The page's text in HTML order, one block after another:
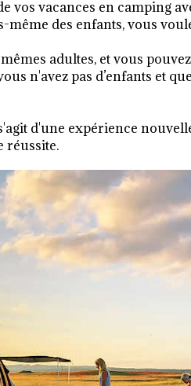
vos vacances en camping
même des enfants, vous
adultes, et vous
n'avez pas d’enfants et
d'une expérience
réussite.